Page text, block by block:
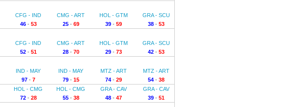
CFG - IND
46- 53
CMG - ART
25- 69
HOL - GTM
39- 59
GRA - SCU
38 - 53
CFG - IND
52- 51
CMG - ART
28- 70
HOL - GTM
29- 73
GRA - SCU
42 - 53
IND - MAY
97- 7
IND - MAY
79- 15
MTZ - ART
74- 29
MTZ - ART
54 - 38
HOL - CMG
72- 28
HOL - CMG
55- 38
GRA - CAV
48- 47
GRA - CAV
39 - 51